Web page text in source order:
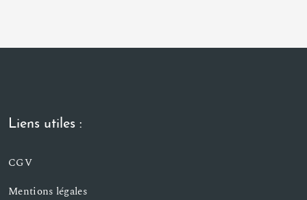
Liens utiles :
CGV
Mentions légales